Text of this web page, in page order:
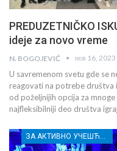
PREDUZETNIČKO
ideje za novo vreme
N. BOGOJEVIĆ нов 16, 2023
U savremenom svetu gde se
reagovati na potrebe
od poželjnijih opcija za
najfleksibilniji deo društva